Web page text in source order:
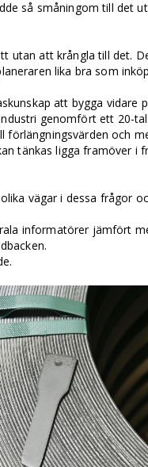
så småningom till det
utan att krångla till det.
lika bra som
att bygga vidare
genomfört ett 20-
förlängningsvärden och
tänkas ligga framöver i
vägar i dessa frågor
informatörer jämfört